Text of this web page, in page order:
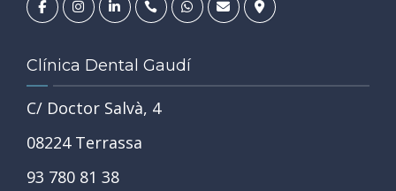
Clínica Dental Gaudí
C/ Doctor Salvà, 4
08224 Terrassa
93 780 81 38